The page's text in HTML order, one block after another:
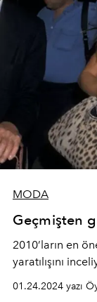
MODA
Geçmişten
2010’ların en
yaratılışını
01.24.2024 yazı